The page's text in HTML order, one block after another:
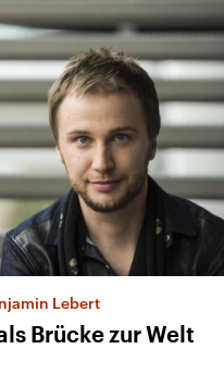
Lebert
Brücke zur Welt